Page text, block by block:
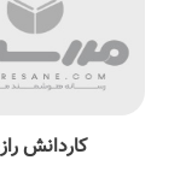
کاردانش